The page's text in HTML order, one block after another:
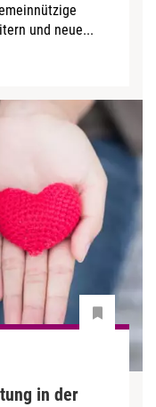
und neue...
in der